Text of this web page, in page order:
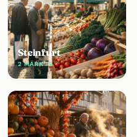
Steinfurt
2 MÄRKTE